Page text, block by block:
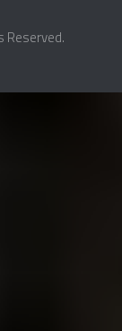
Reserved.